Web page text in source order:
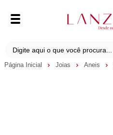
Página Inicial Joias Aneis